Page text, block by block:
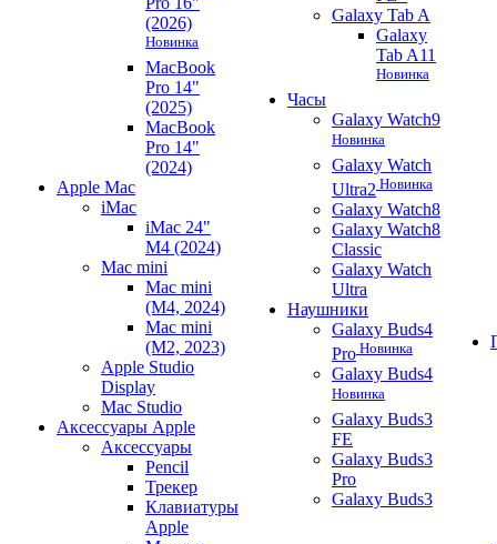
(2026)
Новинка
MacBook
Pro 14"
(2025)
MacBook
Pro 14"
(2024)
Apple Mac
iMac
iMac 24"
M4 (2024)
Mac mini
Mac mini
(M4, 2024)
Mac mini
(M2, 2023)
Apple Studio
Display
Mac Studio
Аксессуары Apple
Аксессуары
Pencil
Трекер
Клавиатуры
Apple
Galaxy Tab A
Galaxy
Tab A11
Новинка
Часы
Galaxy Watch9
Новинка
Galaxy Watch
Ultra2 Новинка
Galaxy Watch8
Galaxy Watch8
Classic
Galaxy Watch
Ultra
Наушники
Galaxy Buds4
Pro Новинка
Galaxy Buds4
Новинка
Galaxy Buds3
FE
Galaxy Buds3
Pro
Galaxy Buds3